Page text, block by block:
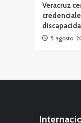
Veracruz
5 agosto,